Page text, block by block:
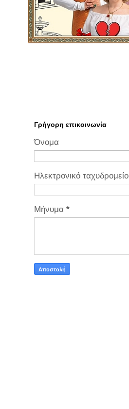
Γρήγορη επικοινωνία
Όνομα
Ηλεκτρονικό ταχυδρομείο
Μήνυμα *